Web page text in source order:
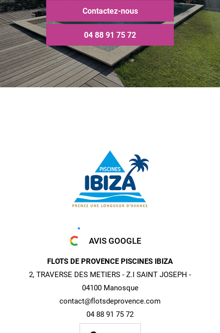
Contactez-nous
04 88 91 75 72
AVIS GOOGLE
FLOTS DE PROVENCE PISCINES IBIZA
2, TRAVERSE DES METIERS - Z.I SAINT JOSEPH -
04100 Manosque
contact@flotsdeprovence.com
04 88 91 75 72